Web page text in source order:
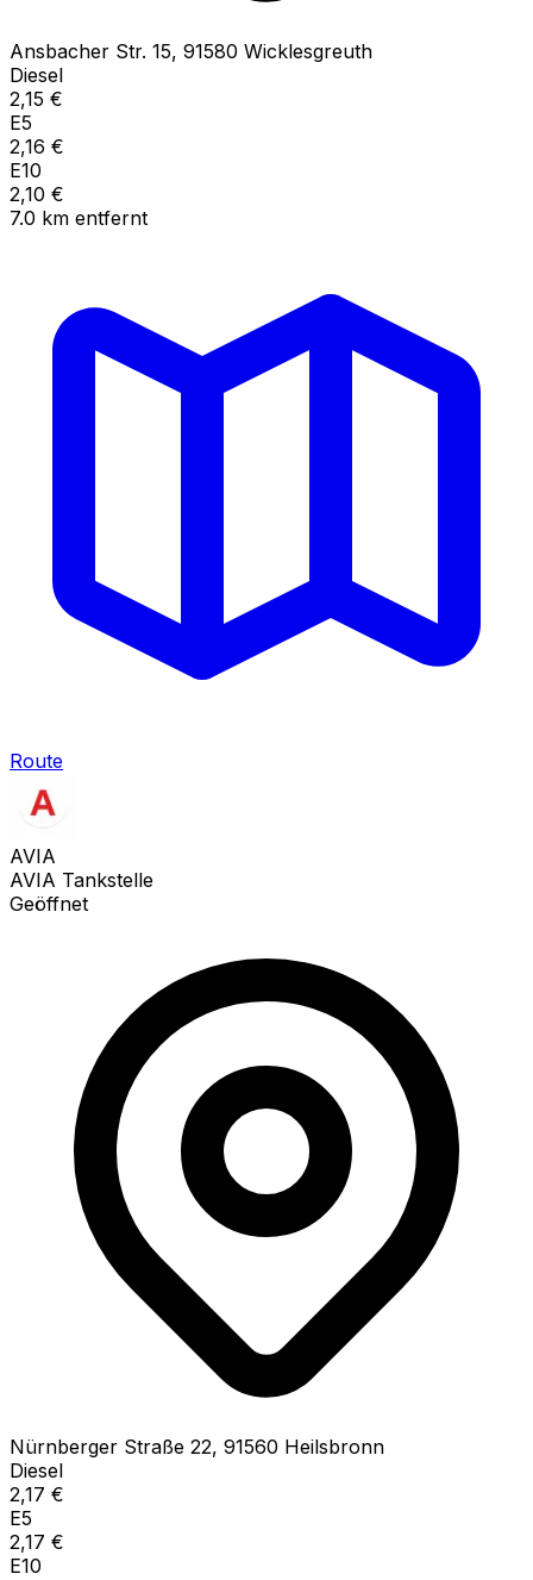
Ansbacher Str. 15, 91580 Wicklesgreuth
Diesel
2,15 €
E5
2,16 €
E10
2,10 €
7.0 km entfernt
Route
AVIA
AVIA Tankstelle
Geöffnet
Nürnberger Straße 22, 91560 Heilsbronn
Diesel
2,17 €
E5
2,17 €
E10